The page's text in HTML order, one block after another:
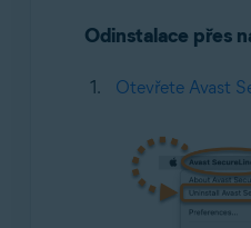
Google Android
Apple iOS 14.0 a
Odinstalace přes
Otevřete Avast